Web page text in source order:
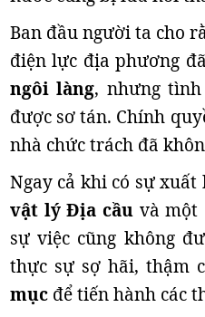
Ban đầu người ta cho
điện lực địa phương
ngôi làng, nhưng
được sơ tán. Chính
nhà chức trách đã
Ngay cả khi có sự xuất
vật lý Địa cầuvà một
sự việc cũng không
thực sự sợ hãi, thậm
mục để tiến hành các